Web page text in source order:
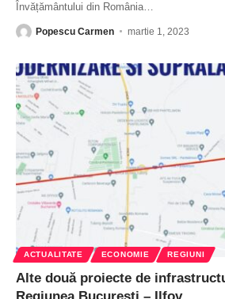
Învățământului din România
Popescu Carmen martie 1, 2023
ACTUALITATE ECONOMIE REGIUNI
Alte două proiecte de